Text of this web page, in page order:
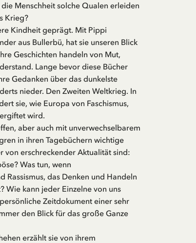
Menschheit solche Qualen erleiden
Krieg?
Kindheit geprägt. Mit Pippi
aus Bullerbü, hat sie unseren Blick
Geschichten handeln von Mut,
Lange bevor diese Bücher
Gedanken über das dunkelste
nieder. Den Zweiten Weltkrieg. In
sie, wie Europa von Faschismus,
wird.
aber auch mit unverwechselbarem
in ihren Tagebüchern wichtige
von erschreckender Aktualität sind:
Was tun, wenn
Rassismus, das Denken und Handeln
Wie kann jeder Einzelne von uns
Zeitdokument einer sehr
den Blick für das große Ganze
erzählt sie von ihrem